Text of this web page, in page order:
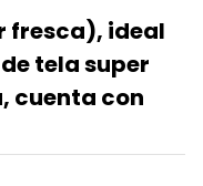
fresca), ideal
tela super
cuenta con